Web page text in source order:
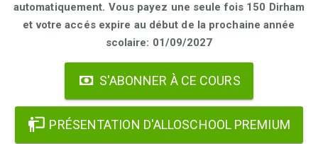
automatiquement. Vous payez une seule fois 150 Dirham
et votre accés expire au début de la prochaine année
scolaire: 01/09/2027
S'ABONNER À CE COURS
PRÉSENTATION D'ALLOSCHOOL PREMIUM